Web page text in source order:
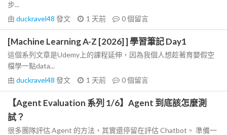
步...
由 duckravel48 發文 1 天前 0個留言
[Machine Learning A-Z [2026] ] 學習筆記 Day1
這個系列文章是Udemy上的課程延伸，因為我個人想趁著育嬰假空
檔學一點data...
由 duckravel48 發文 1 天前 0個留言
【Agent Evaluation 系列 1/6】Agent 到底該怎麼測
試？
很多團隊評估 Agent 的方法，其實還停留在評估 Chatbot。 準備一